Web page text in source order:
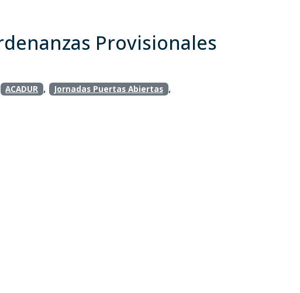
Provisionales
ACADUR , Jornadas Puertas Abiertas ,